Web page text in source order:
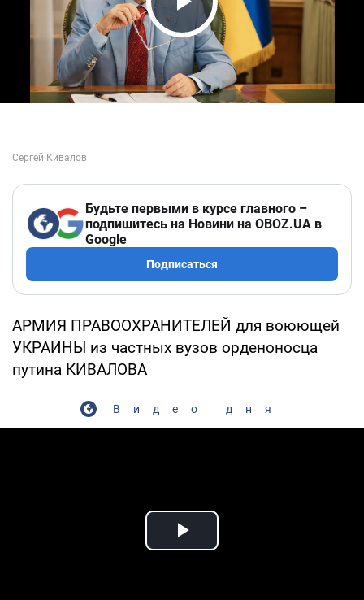
Play Video
Будьте первыми в курсе главного –
подпишитесь на Новини на OBOZ.UA в
Google
Подписаться
АРМИЯ ПРАВООХРАНИТЕЛЕЙ для воюющей
УКРАИНЫ из частных вузов орденоносца
путина КИВАЛОВА
Видео дня
Play Video